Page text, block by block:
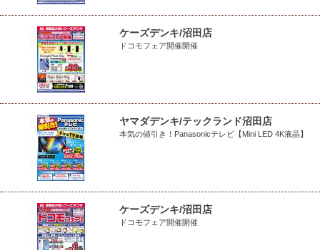
ケーズデンキ/沼田店
ドコモフェア開催開催
ヤマダデンキ/テックランド沼田店
本気の値引き！Panasonicテレビ【Mini LED 4K液晶】
ケーズデンキ/沼田店
ドコモフェア開催開催